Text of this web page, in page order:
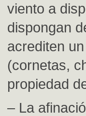
viento a
dispongan
acrediten
(cornetas,
propiedad
– La